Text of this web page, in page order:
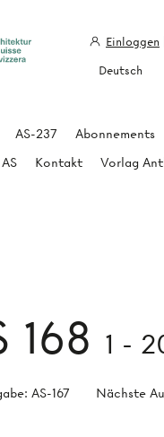
168 1 -
AS-167 Nächste
AS-237 Abonnements
Kontakt Vorlag
Einloggen
Deutsch